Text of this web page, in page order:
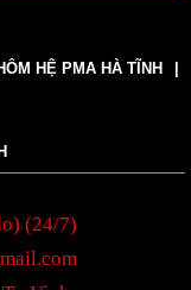
HỆ PMA HÀ TĨNH
(24/7)